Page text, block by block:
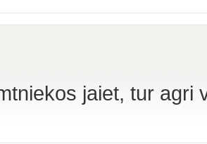
jaiet, tur agri